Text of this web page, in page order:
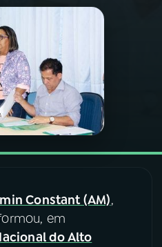
Constant (AM),
em
do Alto